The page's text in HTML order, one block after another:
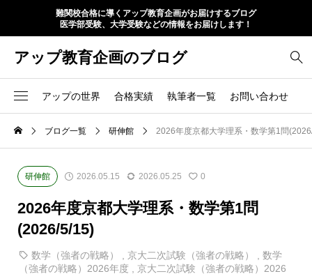
難関校合格に導くアップ教育企画がお届けするブログ
医学部受験、大学受験などの情報をお届けします！
アップ教育企画のブログ
アップの世界 合格実績 執筆者一覧 お問い合わせ
ブログ一覧 研伸館 2026年度京都大学理系・数学第1問
研伸館 2026.05.15 2026.05.25 0
2026年度京都大学理系・数学第1問
(2026/5/15)
数学（強者の戦略） 京大二次試験（強者の戦略）
数学
（強者の戦略）2026年度 , 京大二次試験（強者の戦略）2026